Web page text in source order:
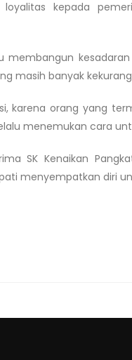
loyalitas kepada
membangun
masih banyak
karena orang yang
menemukan cara
SK Kenaikan
menyempatkan diri